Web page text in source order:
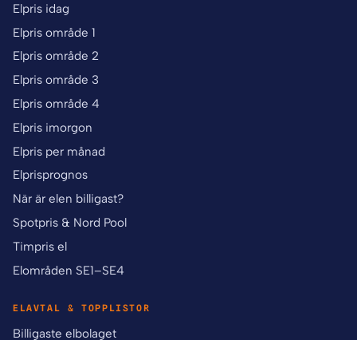
Elpris idag
Elpris område 1
Elpris område 2
Elpris område 3
Elpris område 4
Elpris imorgon
Elpris per månad
Elprisprognos
När är elen billigast?
Spotpris & Nord Pool
Timpris el
Elområden SE1–SE4
ELAVTAL & TOPPLISTOR
Billigaste elbolaget